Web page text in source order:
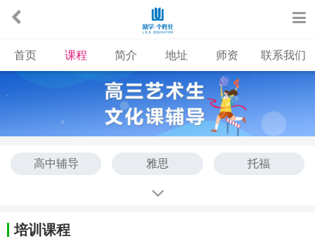
首页 课程 简介 地址 师资 联系我们
高中辅导 雅思 托福
中高考
培训课程